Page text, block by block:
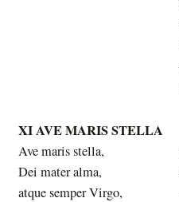
XI AVE MARIS STELLA
Ave maris stella,
Dei mater alma,
atque semper Virgo,